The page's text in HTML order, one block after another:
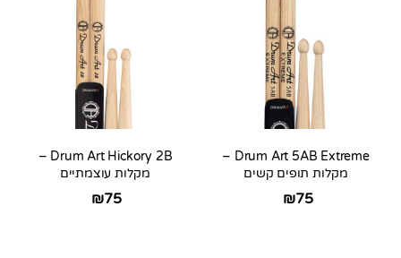
Drum Art 5AB Extreme –
מקלות תופים קשים
₪75
Drum Art Hickory 2B –
מקלות עוצמתיים
₪75